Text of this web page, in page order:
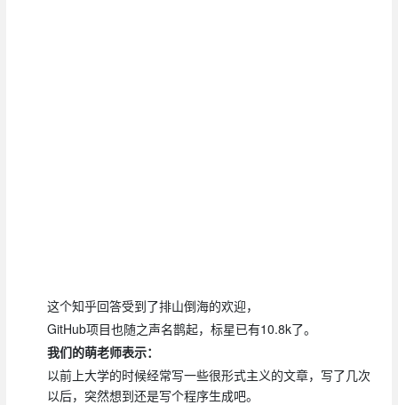
这个知乎回答受到了排山倒海的欢迎，
GitHub项目也随之声名鹊起，标星已有10.8k了。
我们的萌老师表示：
以前上大学的时候经常写一些很形式主义的文章，写了几次
以后，突然想到还是写个程序生成吧。